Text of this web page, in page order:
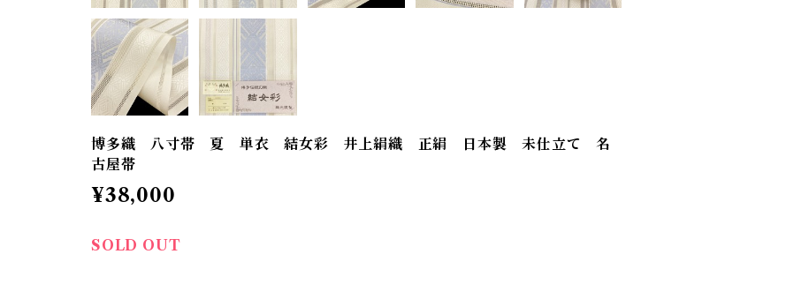
博多織 八寸帯 夏 単衣 結女彩 井上絹織 正絹 日本製 未仕立て 名
古屋帯
¥38,000
SOLD OUT